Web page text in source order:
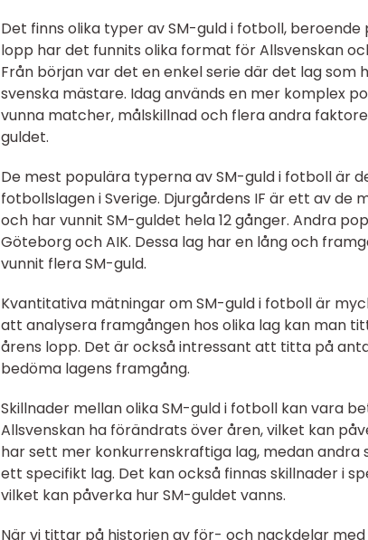
Det finns olika typer av SM-guld i fotboll,
lopp har det funnits olika format för Allsvenskan
Från början var det en enkel serie där det lag som
svenska mästare. Idag används en mer komplex
vunna matcher, målskillnad och flera andra
guldet.
De mest populära typerna av SM-guld i fotboll är
fotbollslagen i Sverige. Djurgårdens IF är ett av
och har vunnit SM-guldet hela 12 gånger. Andra
Göteborg och AIK. Dessa lag har en lång och
vunnit flera SM-guld.
Kvantitativa mätningar om SM-guld i fotboll är
att analysera framgången hos olika lag kan man
årens lopp. Det är också intressant att titta på
bedöma lagens framgång.
Skillnader mellan olika SM-guld i fotboll kan vara
Allsvenskan ha förändrats över åren, vilket kan
har sett mer konkurrenskraftiga lag, medan
ett specifikt lag. Det kan också finnas skillnader i
vilket kan påverka hur SM-guldet vanns.
När vi tittar på historien av för- och nackdelar